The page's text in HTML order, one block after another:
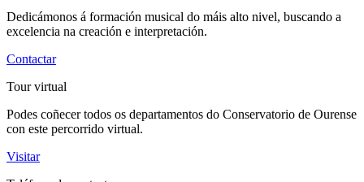
Dedicámonos á formación musical do máis alto nivel, buscando a
excelencia na creación e interpretación.
Contactar
Tour virtual
Podes coñecer todos os departamentos do Conservatorio de Ourense
con este percorrido virtual.
Visitar